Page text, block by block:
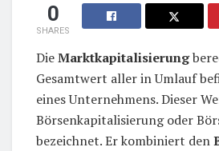
0
SHARES
DieMarktkapitalisierung
Gesamtwert aller in Umlauf
eines Unternehmens. Dieser
Börsenkapitalisierung oder
bezeichnet. Er kombiniert den